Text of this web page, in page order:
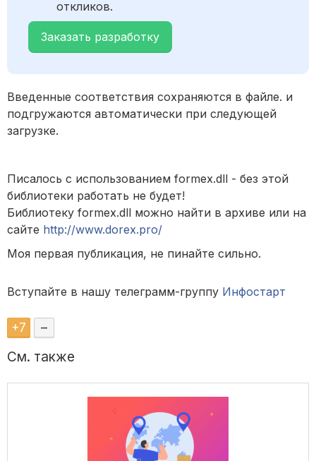
откликов.
Заказать разработку
Введенные соответствия сохраняются в файле. и
подгружаются автоматически при следующей
загрузке.
Писалось с использованием formex.dll - без этой
библиотеки работать не будет!
Библиотеку formex.dll можно найти в архиве или на
сайте http://www.dorex.pro/
Моя первая публикация, не пинайте сильно.
Вступайте в нашу телеграмм-группу Инфостарт
+7 –
См. также